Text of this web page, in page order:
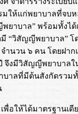
ให้แก่พยาบาลที่จบ
ยาบาล” พร้อมทั้งได้
“วิสัญญีพยาบาล” โ
ำนวน ๖ คน โดยฝาก
จึงมีวิสัญญีพยาบาลใ
บาลที่มีต้นสังกัดรวม
อให้ได้มาตรฐานเดี